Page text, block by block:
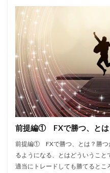
前提編① FXで勝つ、とは
前提編① FXで勝つ、とは？勝つ
るようになる、とはどういうこと
適当にトレードしても勝てると